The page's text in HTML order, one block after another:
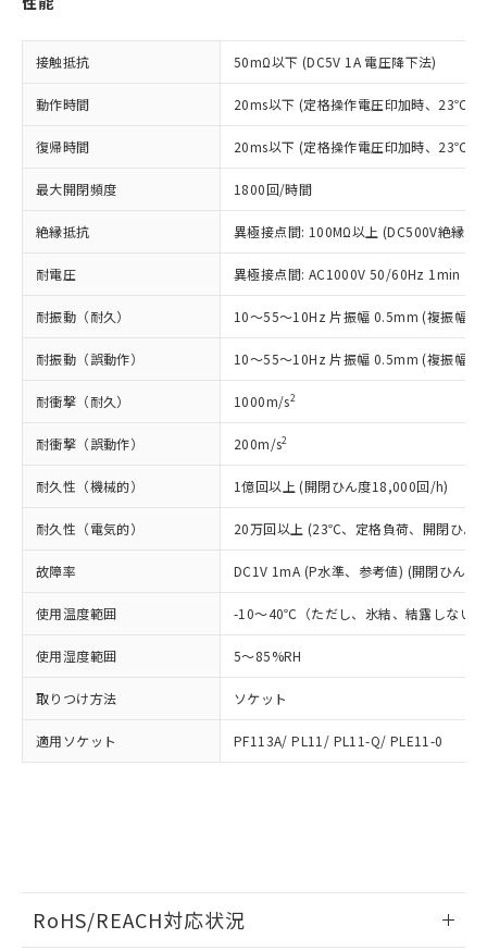
接触抵抗 50mΩ以下 (DC5V 1A 電圧降下法)
動作時間 20ms以下 (定格操作電圧印加時、23℃、
復帰時間 20ms以下 (定格操作電圧印加時、23℃、
最大開閉頻度 1800回/時間
絶縁抵抗 異極接点間: 100MΩ以上 (DC500V絶縁抵
耐電圧 異極接点間: AC1000V 50/60Hz 1min
耐振動（耐久） 10～55～10Hz 片振幅 0.5mm (複振幅
耐振動（誤動作） 10～55～10Hz 片振幅 0.5mm (複振幅
耐衝撃（耐久） 1000m/s2
耐衝撃（誤動作） 200m/s2
耐久性（機械的） 1億回以上 (開閉ひん度18,000回/h)
耐久性（電気的） 20万回以上 (23℃、定格負荷、開閉ひん
故障率 DC1V 1mA (P水準、参考値) (開閉ひん
使用温度範囲 -10～40℃（ただし、氷結、結露しない
使用湿度範囲 5～85%RH
取りつけ方法 ソケット
適用ソケット PF113A/ PL11/ PL11-Q/ PLE11-0
RoHS/REACH対応状況
ご利用ください。
本サービスは、当社制御機器事業取扱
商品の当社在庫状況および標準価格
(税抜)を提供させていただくもので
当社制御機器事業取扱商品の中には、
本サービスの対象外となる商品もある
ことをご了承ください。
在庫状況および標準価格照会結果は、
記載している更新日時点での社内デー
タに基づき作成されるものであり、閲
覧された時点での実際の在庫および標
準価格とは異なる場合があることをご
了承ください。
正式な納期状況および標準価格はお客
様のお取引先、またはお客様担当のオ
ムロン制御機器販売店・当社販売員に
ご相談ください。
オムロン制御機器販売店や当社販売拠
点は「
販売ネットワーク
」をご確認
在庫状況および標準価格結果を当社の
事前の承諾なく第三者に漏洩または開
示しないようお願いします。
マイパーツ機能（部品リスト作成サー
ビス）をご利用いただくには、I-Web
メンバーズにご登録されている必要が
お客様が当ウェブサイト上で当社にご
登録された部品リストについて、当社
および当社の共同利用者が、当社の製
品・サービスに関するお客様との取
指します。
調査・確認中：EU RoHS指令（10物質）の
非含有の対応状況を調査中または確認中の
商品です。
非該当品：ライセンス料など無形物で、有
害物質有無と関係のない商品です。
仕入先様の事情により、非含有部品として
いたものが、含有品と判明した場合などや
むを得ず変更することがあります。
*EU RoHS指令（10物質）：
鉛(Pb) 1000ppm以下、 水銀(Hg) 1000ppm以下、 カド
ミウム(Cd) 100ppm以下、
六価クロム(Cr(Ⅵ)) 1000ppm以下、ポリ臭化ビフェニル
類(PBB) 1000ppm以下、ポリ臭化ジフェニルエーテル類
(PBDE) 1000ppm以下、フタル酸ビス(2-エチルヘキシ
ルベンジル（BBP） 1000ppm以下、フタル酸ジブチル
（DBP） 1000ppm以下、フタル酸ジイソブチル
但し、RoHS指令で産業用監視および制御機器に対する
図的な使用がないことを確認しています。
部品在庫の切り替え状況などにより、予定
月が前後することがあります。
※3 非含有証明書ダウンロード
下記の非含有証明書をダウンロードするこ
るもので、過去に遡って非含有を証明する
ものではありません。
また、RoHS指令のフタル酸エステル類４
※1 中国RoHS○×表
「○」：最大均質材料含有率が中国RoHSの
基準値以下であることを示します。
「×」：最大均質材料含有率が中国RoHSの
基準値を超えていることを示します。
「－」：未確認です。当社販売部門へお問
い合わせください。
*中国RoHS10物質の基準値 (GB/T26572)：
Pb(鉛) :1000ppm、 Hg(水銀) : 1000ppm、 Cd(カドミウ
ニル類) : 1000ppm、 PBDEs(ポリ臭化ジフェニルエーテ
DBP(フタル酸ジブチル) : 1000ppm、 DIBP(フタル酸ジ
イソブチル) : 1000ppm、 BBP(フタル酸ブチルベンジ
DEHP(フタル酸ビス(2-エチルヘキシル)) : 1000ppm
※2 環境保護使用期限
「ｅ」：有害物質（10物質）のすべてが基
準値以下であることを示します。
「10」：通常の使用状況下において有害物
質が外部に漏えいし、環境に深刻な影響を
「－」：未確認です。当社販売部門へお問
い合わせください。
当社は、これら貴社製品のうち、外国
為替および外国貿易法に定める商品
（以下｢規制貨物等」という）を輸出
または国外への提供する場合は、日本
可)を取得するなどの必要な手続きを
とります。
全に破砕するなど、違法に輸出されな
いよう必要な手段を講じます。
当社は貴社製品を、核兵器、ミサイ
ル、化学兵器、生物兵器またはその他
武器並びにこれらの製造装置等に一切
使用いたしません。
当社は、貴社製品を第三者に販売する
場合は、上記1、2および3の内容を当
該第三者に通知します。また当社は、
法に輸出するおそれがある場合は、取
り引きをいたしません。
号
○ 一定数以上の在庫あり
一定数には満たないが在庫あり
在庫なし(最新の在庫状況につ
いては、お客様のお取引先、ま
たはお客様担当のオムロン制御
機器販売店・当社販売員にご確
空
受注生産機種、また在庫状況の
情報を公開していない機種